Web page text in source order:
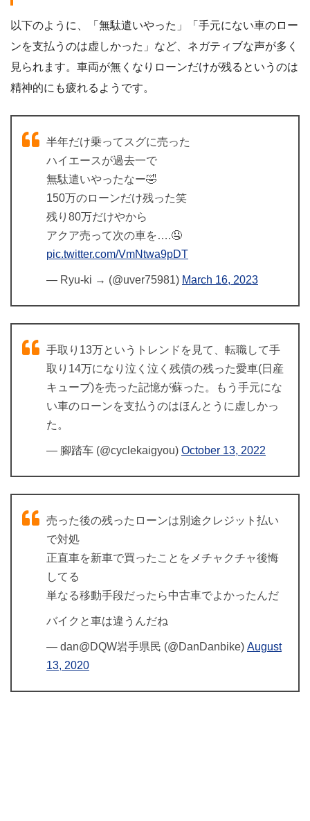
以下のように、「無駄遣いやった」「手元にない車のロー
ンを支払うのは虚しかった」など、ネガティブな声が多く
見られます。車両が無くなりローンだけが残るというのは
精神的にも疲れるようです。
半年だけ乗ってスグに売った
ハイエースが過去一で
無駄遣いやったなー🤣
150万のローンだけ残った笑
残り80万だけやから
アクア売って次の車を….🤤
pic.twitter.com/VmNtwa9pDT
— Ryu-ki → (@uver75981) March 16, 2023
手取り13万というトレンドを見て、転職して手
取り14万になり泣く泣く残債の残った愛車(日産
キューブ)を売った記憶が蘇った。もう手元にな
い車のローンを支払うのはほんとうに虚しかっ
た。
— 腳踏车 (@cyclekaigyou) October 13, 2022
売った後の残ったローンは別途クレジット払い
で対処
正直車を新車で買ったことをメチャクチャ後悔
してる
単なる移動手段だったら中古車でよかったんだ
バイクと車は違うんだね
— dan@DQW岩手県民 (@DanDanbike) August
13, 2020